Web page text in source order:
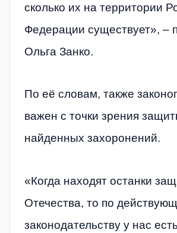
сколько их на территории
Федерации существует», –
Ольга Занко.
По её словам, также
важен с точки зрения
найденных захоронений.
«Когда находят останки
Отечества, то по
законодательству у нас